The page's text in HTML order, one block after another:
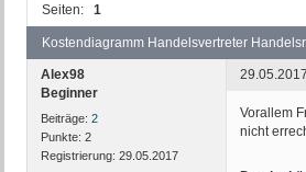
Seiten: 1
Kostendiagramm Handelsvertreter
Alex98
Beginner
Beiträge: 2
Punkte: 2
Registrierung: 29.05.2017
Vorallem
nicht